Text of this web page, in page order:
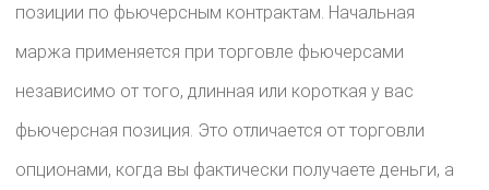
позиции по фьючерсным контрактам. Начальная
маржа применяется при торговле фьючерсами
независимо от того, длинная или короткая у вас
фьючерсная позиция. Это отличается от торговли
опционами, когда вы фактически получаете деньги, а